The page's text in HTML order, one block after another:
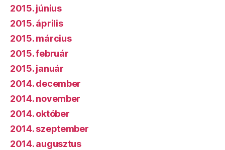
2015. június
2015. április
2015. március
2015. február
2015. január
2014. december
2014. november
2014. október
2014. szeptember
2014. augusztus